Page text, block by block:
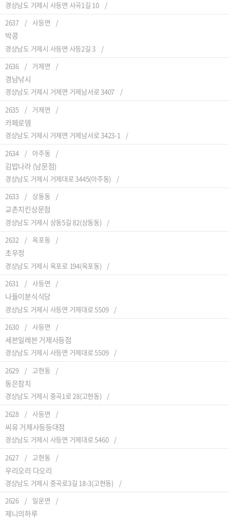
경상남도 거제시 사등면 사곡1길 10
2637
사등면
박콩
경상남도 거제시 사등면 사등2길 3
2636
거제면
경남낚시
경상남도 거제시 거제면 거제남서로 3407
2635
거제면
카페로뎀
경상남도 거제시 거제면 거제남서로 3423-1
2634
아주동
김밥나라 (남문점)
경상남도 거제시 거제대로 3445(아주동)
2633
상동동
교촌치킨상문점
경상남도 거제시 상동5길 82(상동동)
2632
옥포동
초우정
경상남도 거제시 옥포로 194(옥포동)
2631
사등면
나들이분식식당
경상남도 거제시 사등면 거제대로 5509
2630
사등면
세븐일레븐 거제사등점
경상남도 거제시 사등면 거제대로 5509
2629
고현동
동은참치
경상남도 거제시 중곡1로 28(고현동)
2628
사등면
씨유 거제사등등대점
경상남도 거제시 사등면 거제대로 5460
2627
고현동
우리오리 다오리
경상남도 거제시 중곡로3길 18-3(고현동)
2626
일운면
제니의하루